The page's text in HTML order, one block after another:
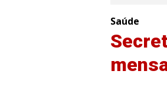
Saúde